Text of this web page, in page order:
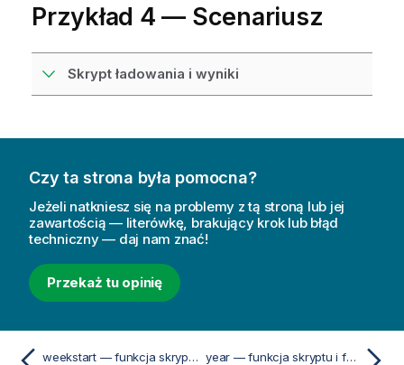
Przykład 4 — Scenariusz
Skrypt ładowania i wyniki
Czy ta strona była pomocna?
Jeżeli natkniesz się na problemy z tą stroną lub jej
zawartością — literówkę, brakujący krok lub błąd
techniczny — daj nam znać!
Przekaż tu opinię
weekstart — funkcja skryptu i funkcja wykresu year — funkcja skryptu i funkcja wykresu